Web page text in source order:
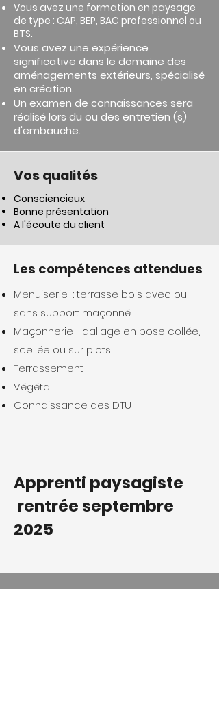
Vous avez une formation en paysage
de type : CAP, BEP, BAC professionnel ou
BTS.
Vous avez une expérience
significative dans le domaine des
aménagements extérieurs, spécialisé
en création.
Un examen de connaissances sera
réalisé lors du ou des entretien (s)
d'embauche.
Vos qualités
Consciencieux
Bonne présentation
A l'écoute du client
Les compétences attendues
Menuiserie : terrasse bois avec ou
sans support maçonné
Maçonnerie : dallage en pose collée,
scellée ou sur plots
Terrassement
Végétal
Connaissance des DTU
Apprenti paysagiste
rentrée septembre
2025